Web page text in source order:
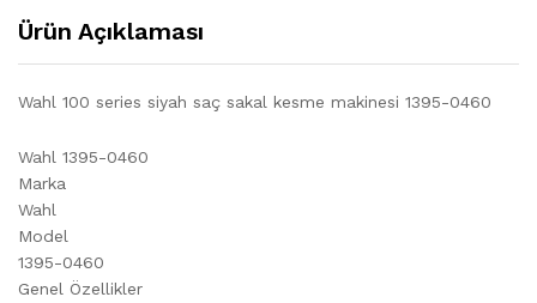
Ürün Açıklaması
Wahl 100 series siyah saç sakal kesme makinesi 1395-0460
Wahl 1395-0460
Marka
Wahl
Model
1395-0460
Genel Özellikler